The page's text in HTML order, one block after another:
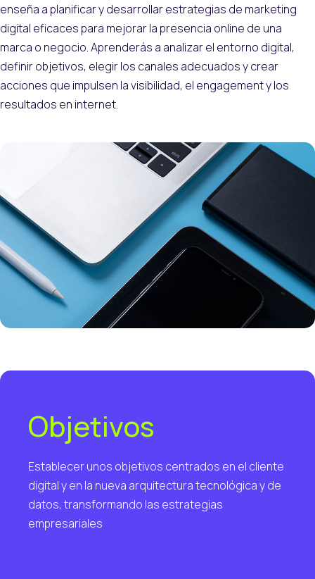
enseña a planificar y desarrollar estrategias de marketing
digital eficaces para mejorar la presencia online de una
marca o negocio. Aprenderás a analizar el entorno digital,
definir objetivos, elegir los canales adecuados y crear
acciones que impulsen la visibilidad, el engagement y los
resultados en internet.
Objetivos
Establecer unos objetivos centrados en el cliente
digital y en la nueva arquitectura tecnológica y de
datos, transformando las estrategias
empresariales